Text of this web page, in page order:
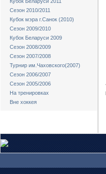
Сезон 2010/2011
Кубок мэра г.Санок (2010)
Сезон 2009/2010
Кубок Беларуси 2009
Сезон 2008/2009
Сезон 2007/2008
Турнир им.Чаховского(2007)
Сезон 2006/2007
Сезон 2005/2006
На тренировках
Вне хоккея